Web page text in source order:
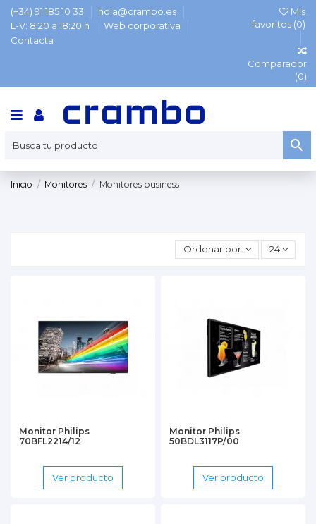
(+34) 91 185 10 33
hola@crambo.es
L-V: 8:20 a 18:20 h
Web corporativa
Contacta
Mis
favoritos (0)
Comparador
(0)
Inicio Monitores Monitores business
Ordenar por: 24
Monitor Philips
70BFL2214/12
Ver producto
Monitor Philips
50BDL3117P/00
Ver producto